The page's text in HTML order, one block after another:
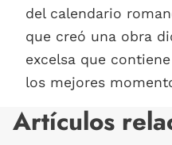
del calendario
que creó una obra
excelsa que
los mejores
Artículos